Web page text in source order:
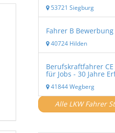
53721 Siegburg
Fahrer B
40724 Hilden
Berufskraftfahrer
für Jobs - 30 Jahre
41844 Wegberg
Alle LKW Fahrer